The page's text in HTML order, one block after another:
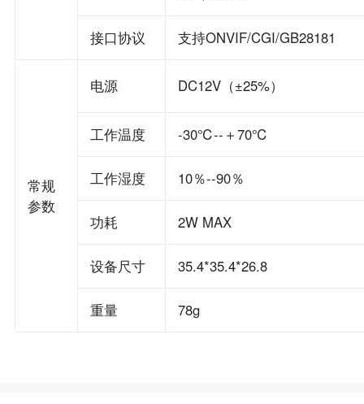
接口协议 支持ONVIF/CGI/GB28181
常规
参数
电源 DC12V（±25%）
工作温度 -30℃--＋70℃
工作湿度 10％--90％
功耗 2W MAX
设备尺寸 35.4*35.4*26.8
重量 78g